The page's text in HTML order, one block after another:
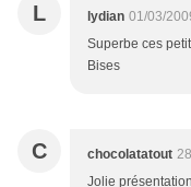
L lydian 01/03/
Superbe ces
Bises
C chocolatatout
Jolie